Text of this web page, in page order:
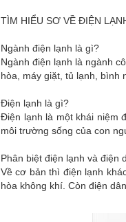
TÌM HIỂU SƠ VỀ ĐIỆN
Ngành điện lạnh là gì?
Ngành điện lạnh là ngành
hòa, máy giặt, tủ lạnh, bình
Điện lạnh là gì?
Điện lạnh là một khái niệm
môi trường sống của con
Phân biệt điện lạnh và điện
Về cơ bản thì điện lạnh
hòa không khí. Còn điện